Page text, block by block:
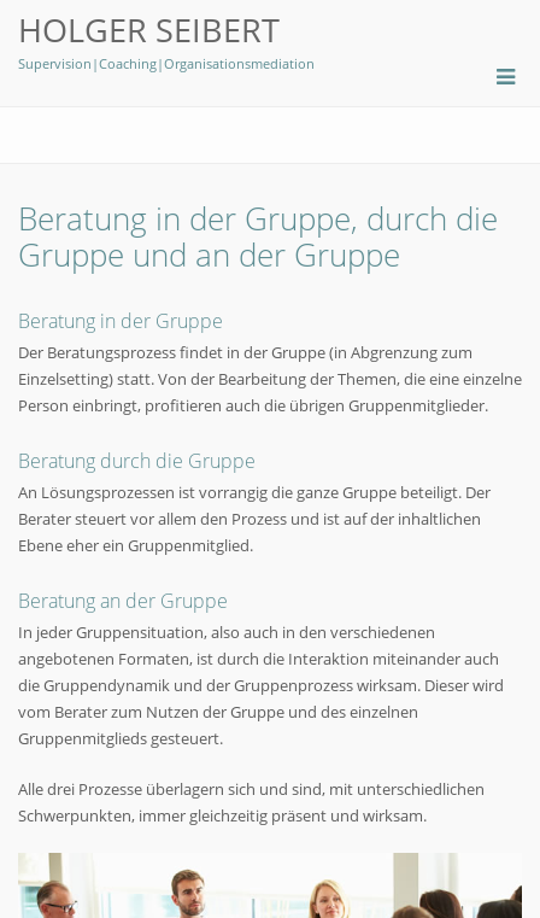
HOLGER SEIBERT
Supervision|Coaching|Organisationsmediation
Beratung in der Gruppe, durch die
Gruppe und an der Gruppe
Beratung in der Gruppe
Der Beratungsprozess findet in der Gruppe (in Abgrenzung zum
Einzelsetting) statt. Von der Bearbeitung der Themen, die eine einzelne
Person einbringt, profitieren auch die übrigen Gruppenmitglieder.
Beratung durch die Gruppe
An Lösungsprozessen ist vorrangig die ganze Gruppe beteiligt. Der
Berater steuert vor allem den Prozess und ist auf der inhaltlichen
Ebene eher ein Gruppenmitglied.
Beratung an der Gruppe
In jeder Gruppensituation, also auch in den verschiedenen
angebotenen Formaten, ist durch die Interaktion miteinander auch
die Gruppendynamik und der Gruppenprozess wirksam. Dieser wird
vom Berater zum Nutzen der Gruppe und des einzelnen
Gruppenmitglieds gesteuert.
Alle drei Prozesse überlagern sich und sind, mit unterschiedlichen
Schwerpunkten, immer gleichzeitig präsent und wirksam.